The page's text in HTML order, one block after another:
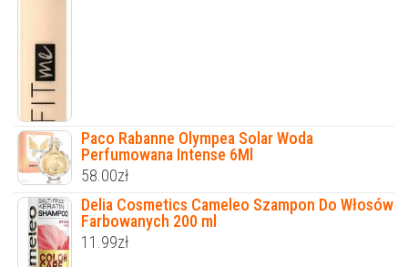
Paco Rabanne Olympea Solar Woda
Perfumowana Intense 6Ml
58.00zł
Delia Cosmetics Cameleo Szampon Do Włosów
Farbowanych 200 ml
11.99zł